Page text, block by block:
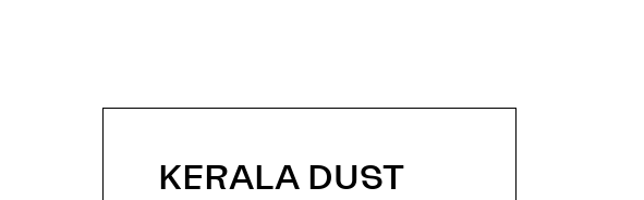
KERALA DUST